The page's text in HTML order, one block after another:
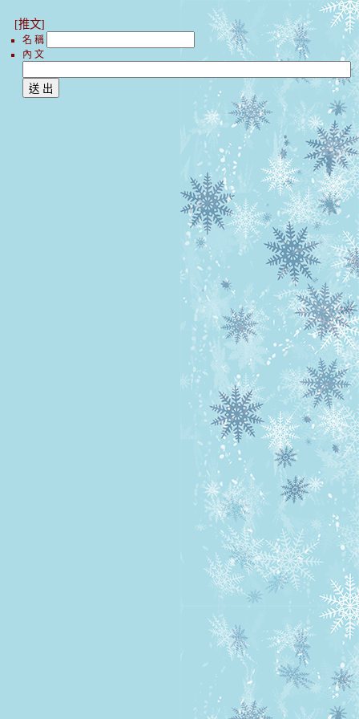
[推文]
名 稱
內 文